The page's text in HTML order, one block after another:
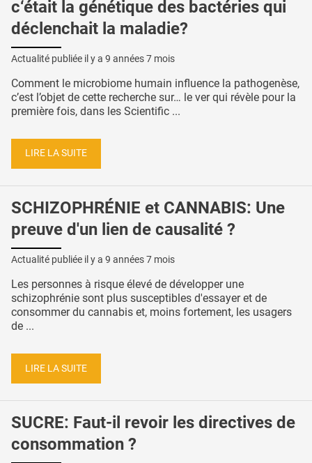
c‘était la génétique des bactéries qui
déclenchait la maladie?
Actualité publiée il y a 9 années 7 mois
Comment le microbiome humain influence la pathogenèse,
c’est l’objet de cette recherche sur… le ver qui révèle pour la
première fois, dans les Scientific ...
LIRE LA SUITE
SCHIZOPHRÉNIE et CANNABIS: Une
preuve d'un lien de causalité ?
Actualité publiée il y a 9 années 7 mois
Les personnes à risque élevé de développer une
schizophrénie sont plus susceptibles d'essayer et de
consommer du cannabis et, moins fortement, les usagers
de ...
LIRE LA SUITE
SUCRE: Faut-il revoir les directives de
consommation ?